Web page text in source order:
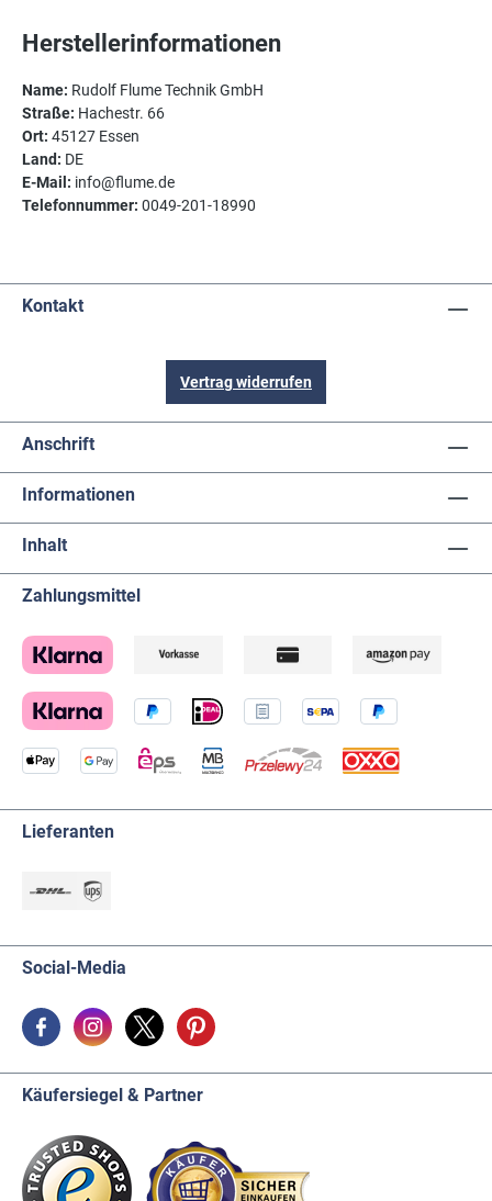
Herstellerinformationen
Name: Rudolf Flume Technik GmbH
Straße: Hachestr. 66
Ort: 45127 Essen
Land: DE
E-Mail: info@flume.de
Telefonnummer: 0049-201-18990
Kontakt
Vertrag widerrufen
Anschrift
Informationen
Inhalt
Zahlungsmittel
Lieferanten
Social-Media
Käufersiegel & Partner